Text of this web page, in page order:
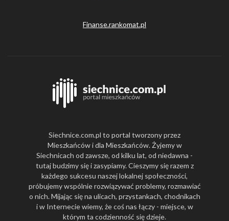
Finanse.rankomat.pl
Siechnice.com.pl to portal tworzony przez
Mieszkańców i dla Mieszkańców. Żyjemy w
Siechnicach od zawsze, od kilku lat, od niedawna -
tutaj budzimy się i zasypiamy. Cieszymy się razem z
każdego sukcesu naszej lokalnej społeczności,
próbujemy wspólnie rozwiązywać problemy, rozmawiać
o nich. Mijając się na ulicach, przystankach, chodnikach
i w Internecie wiemy, że coś nas łączy - miejsce, w
którym ta codzienność się dzieje.